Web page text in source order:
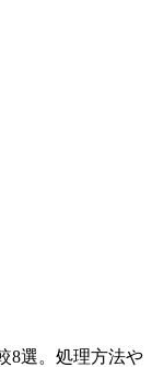
8選。処理方法や